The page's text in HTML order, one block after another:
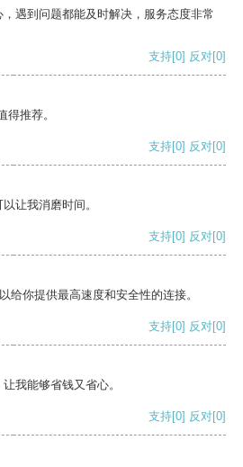
遇到问题都能及时解决，服务态度非常
支持[0] 反对[0]
得推荐。
支持[0] 反对[0]
让我消磨时间。
支持[0] 反对[0]
给你提供最高速度和安全性的连接。
支持[0] 反对[0]
我能够省钱又省心。
支持[0] 反对[0]